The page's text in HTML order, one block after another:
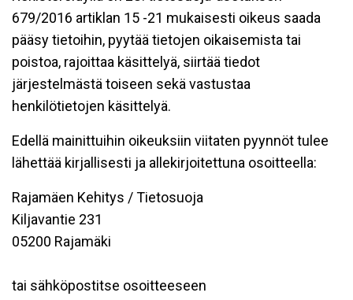
679/2016 artiklan 15 -21 mukaisesti oikeus saada
pääsy tietoihin, pyytää tietojen oikaisemista tai
poistoa, rajoittaa käsittelyä, siirtää tiedot
järjestelmästä toiseen sekä vastustaa
henkilötietojen käsittelyä.
Edellä mainittuihin oikeuksiin viitaten pyynnöt tulee
lähettää kirjallisesti ja allekirjoitettuna osoitteella:
Rajamäen Kehitys / Tietosuoja
Kiljavantie 231
05200 Rajamäki
tai sähköpostitse osoitteeseen